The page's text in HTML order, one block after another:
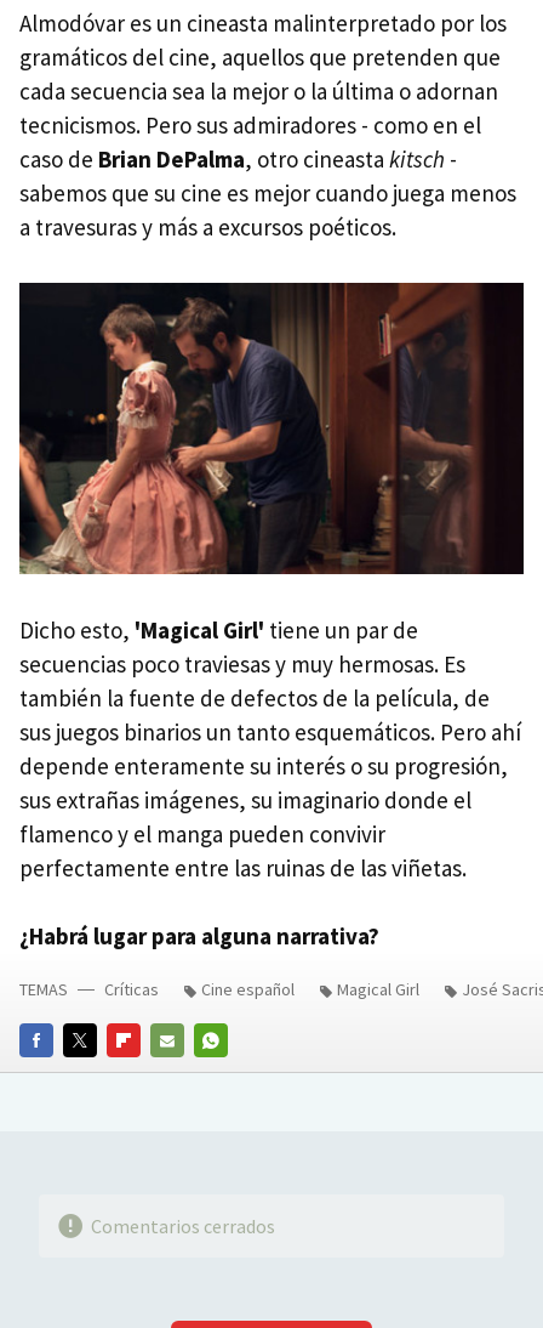
Almodóvar es un cineasta malinterpretado por los
gramáticos del cine, aquellos que pretenden que
cada secuencia sea la mejor o la última o adornan
tecnicismos. Pero sus admiradores - como en el
caso de Brian DePalma, otro cineasta kitsch -
sabemos que su cine es mejor cuando juega menos
a travesuras y más a excursos poéticos.
Dicho esto, 'Magical Girl' tiene un par de
secuencias poco traviesas y muy hermosas. Es
también la fuente de defectos de la película, de
sus juegos binarios un tanto esquemáticos. Pero ahí
depende enteramente su interés o su progresión,
sus extrañas imágenes, su imaginario donde el
flamenco y el manga pueden convivir
perfectamente entre las ruinas de las viñetas.
¿Habrá lugar para alguna narrativa?
FACEBOOKTWITTERFLIPBOARD
E-
WHATSAPP
TEMAS Críticas Cine español Magical Girl José
Comentarios cerrados